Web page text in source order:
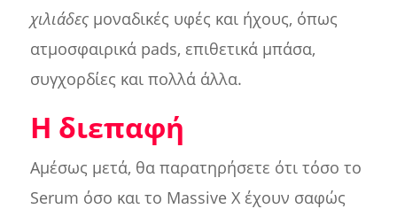
χιλιάδεςμοναδικές υφές και ήχους, όπως
ατμοσφαιρικά pads, επιθετικά μπάσα,
συγχορδίες και πολλά άλλα.
Η διεπαφή
Αμέσως μετά, θα παρατηρήσετε ότι τόσο το
Serum όσο και το Massive X έχουν σαφώς